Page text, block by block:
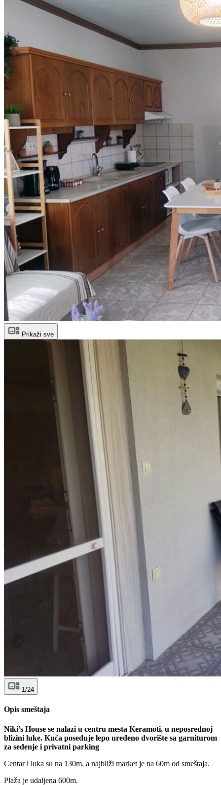
Prikaži sve
1/24
Opis smeštaja
Niki’s House se nalazi u centru mesta Keramoti, u neposrednoj
blizini luke. Kuća poseduje lepo uređeno dvorište sa garniturom
za sedenje i privatni parking
Centar i luka su na 130m, a najbliži market je na 60m od smeštaja.
Plaža je udaljena 600m.